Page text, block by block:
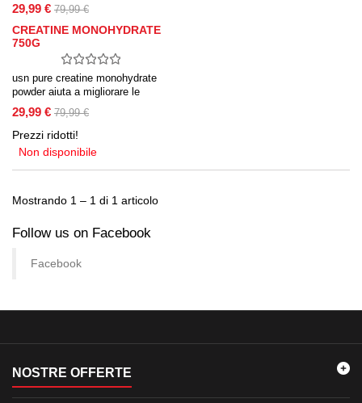
29,99 € 79,99 €
CREATINE MONOHYDRATE
750G
usn pure creatine monohydrate
powder aiuta a migliorare le
prestazioni fisiche e muscolari
durante l’esercizio.
29,99 € 79,99 €
Prezzi ridotti!
Non disponibile
Mostrando 1 – 1 di 1 articolo
Follow us on Facebook
Facebook
NOSTRE OFFERTE